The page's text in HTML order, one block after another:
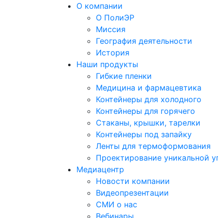
О компании
О ПолиЭР
Миссия
География деятельности
История
Наши продукты
Гибкие пленки
Медицина и фармацевтика
Контейнеры для холодного
Контейнеры для горячего
Стаканы, крышки, тарелки
Контейнеры под запайку
Ленты для термоформования
Проектирование уникальной
Медиацентр
Новости компании
Видеопрезентации
СМИ о нас
Вебинары